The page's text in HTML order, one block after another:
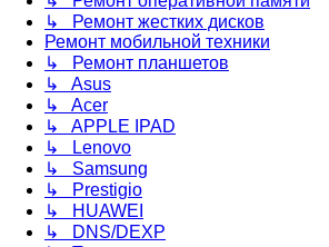
↳ Ремонт жестких дисков
Ремонт мобильной техники
↳ Ремонт планшетов
↳ Asus
↳ Acer
↳ APPLE IPAD
↳ Lenovo
↳ Samsung
↳ Prestigio
↳ HUAWEI
↳ DNS/DEXP